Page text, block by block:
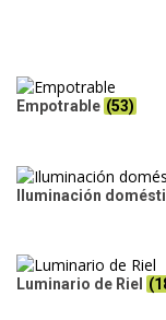
Empotrable (53)
Iluminación
Luminario de Riel